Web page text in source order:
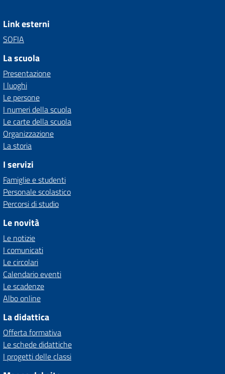
Link esterni
SOFIA
La scuola
Presentazione
I luoghi
Le persone
I numeri della scuola
Le carte della scuola
Organizzazione
La storia
I servizi
Famiglie e studenti
Personale scolastico
Percorsi di studio
Le novità
Le notizie
I comunicati
Le circolari
Calendario eventi
Le scadenze
Albo online
La didattica
Offerta formativa
Le schede didattiche
I progetti delle classi